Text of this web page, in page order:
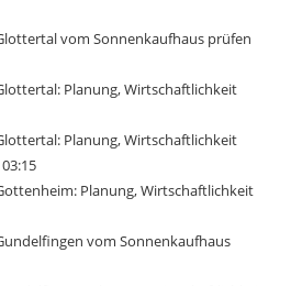
vom Sonnenkaufhaus prüfen
Planung, Wirtschaftlichkeit
Planung, Wirtschaftlichkeit
Planung, Wirtschaftlichkeit
vom Sonnenkaufhaus